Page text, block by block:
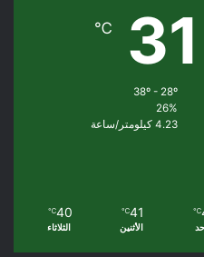
31
℃
38º - 28º
26%
4.23 كيلومتر/ساعة
℃
41
℃
الأثنين
40
℃
الثلاثاء